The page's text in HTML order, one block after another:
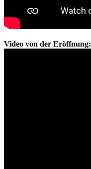
Video von der Eröffnung: